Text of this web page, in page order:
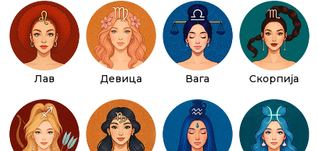
Лав Девица Вага Скорпија